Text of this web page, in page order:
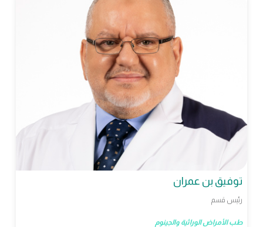
توفيق بن عمران
رئيس قسم
طب الأمراض الوراثية والجينوم